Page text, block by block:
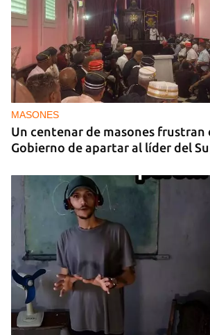
MASONES
Un centenar de masones
Gobierno de apartar al líder del